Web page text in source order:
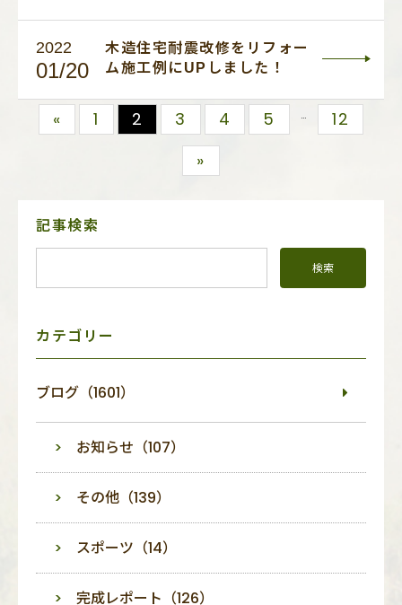
2022
01/20
木造住宅耐震改修をリフォー
ム施工例にUPしました！
« 1 2 3 4 5 …
12
»
サ
ニ
記事検索
カテゴリー
ブログ（1601）
お知らせ（107）
その他（139）
スポーツ（14）
完成レポート（126）